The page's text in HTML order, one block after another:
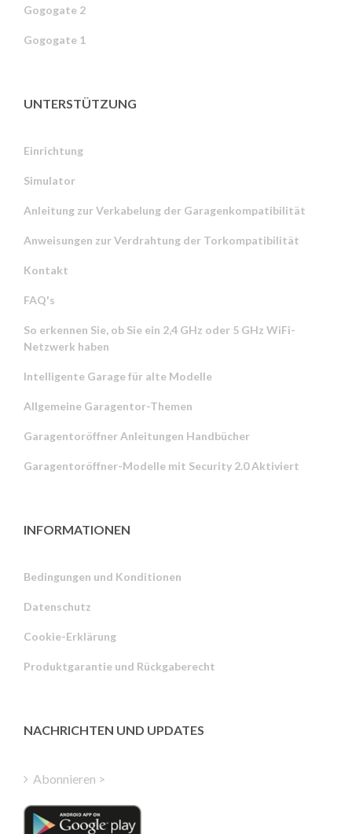
Gogogate 2
Gogogate 1
UNTERSTÜTZUNG
Einrichtung
Simulator
Anleitung zur Verkabelung der Garagenkompatibilität
Anweisungen zur Verdrahtung der Torkompatibilität
Kontakt
FAQ's
So erkennen Sie, ob Sie ein 2,4 GHz oder 5 GHz WiFi-
Netzwerk haben
Intelligente Garage für alte Modelle
Allgemeine Garagentor-Themen
Garagentoröffner Anleitungen Handbücher
Garagentoröffner-Modelle mit Security 2.0 Aktiviert
INFORMATIONEN
Bedingungen und Konditionen
Datenschutz
Cookie-Erklärung
Produktgarantie und Rückgaberecht
NACHRICHTEN UND UPDATES
Abonnieren >